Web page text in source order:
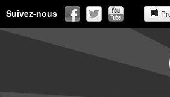
Suivez-nous